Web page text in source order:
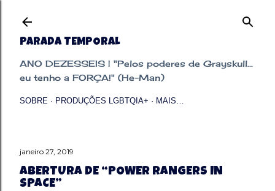
PARADA TEMPORAL
ANO DEZESSEIS | "Pelos poderes de Grayskull...
eu tenho a FORÇA!" (He-Man)
SOBRE PRODUÇÕES LGBTQIA+ MAIS…
janeiro 27, 2019
ABERTURA DE “POWER RANGERS IN
SPACE”